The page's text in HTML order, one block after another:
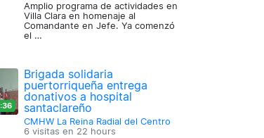
Amplio programa de actividades en
Villa Clara en homenaje al
Comandante en Jefe. Ya comenzó
el …
Brigada solidaria
puertorriqueña entrega
donativos a hospital
santaclareño
CMHW La Reina Radial del Centro
6 visitas en 22 hours